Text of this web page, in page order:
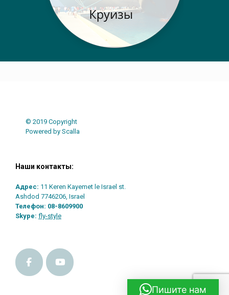
© 2019 Copyright
Powered by Scalla
Наши контакты:
Адрес: 11 Keren Kayemet le Israel st.
Ashdod 7746206, Israel
Телефон: 08-8609900
Skype: fly-style
Пишите нам